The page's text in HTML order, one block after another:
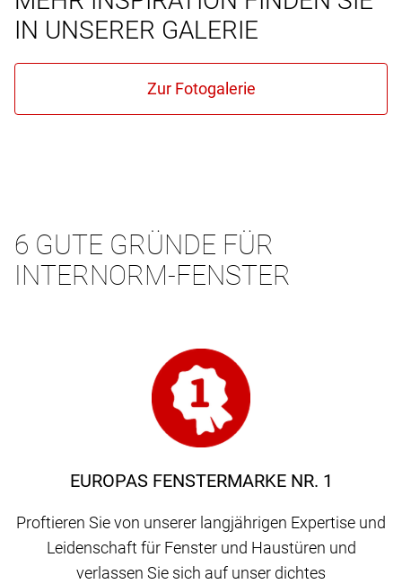
IN UNSERER GALERIE
6 GUTE GRÜNDE FÜR
INTERNORM-FENSTER
EUROPAS FENSTERMARKE NR. 1
Proftieren Sie von unserer langjährigen Expertise und
Leidenschaft für Fenster und Haustüren und
verlassen Sie sich auf unser dichtes